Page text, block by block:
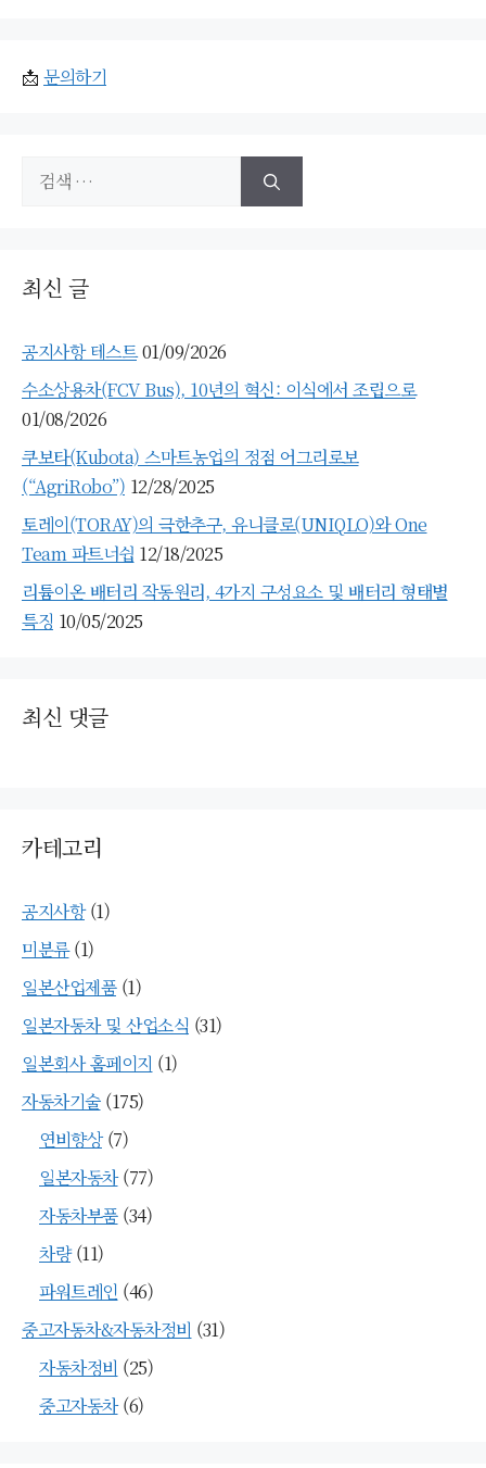
📩 문의하기
최신 글
공지사항 테스트 01/09/2026
수소상용차(FCV Bus), 10년의 혁신: 이식에서 조립으로
01/08/2026
쿠보타(Kubota) 스마트농업의 정점 어그리로보
(“AgriRobo”) 12/28/2025
토레이(TORAY)의 극한추구, 유니클로(UNIQLO)와 One
Team 파트너쉽 12/18/2025
리튬이온 배터리 작동원리, 4가지 구성요소 및 배터리 형태별
특징 10/05/2025
최신 댓글
카테고리
공지사항(1)
미분류(1)
일본산업제품(1)
일본자동차 및 산업소식 (31)
일본회사 홈페이지 (1)
자동차기술(175)
연비향상(7)
일본자동차(77)
자동차부품(34)
차량(11)
파워트레인 (46)
중고자동차&자동차정비 (31)
자동차정비 (25)
중고자동차(6)